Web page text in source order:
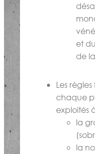
et
de
Les
chaque
exploités
la
la